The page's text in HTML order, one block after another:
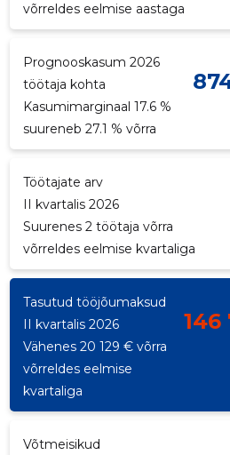
võrreldes eelmise aastaga
Prognooskasum 2026
töötaja kohta
Kasumimarginaal 17.6 %
suureneb 27.1 % võrra
Töötajate arv
II kvartalis 2026
Suurenes 2 töötaja võrra
võrreldes eelmise kvartaliga
Tasutud tööjõumaksud
II kvartalis 2026
146
Vähenes 20 129 € võrra
võrreldes eelmise
kvartaliga
Võtmeisikud